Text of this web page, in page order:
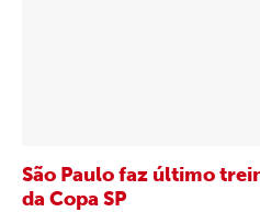
São Paulo faz último
da Copa SP